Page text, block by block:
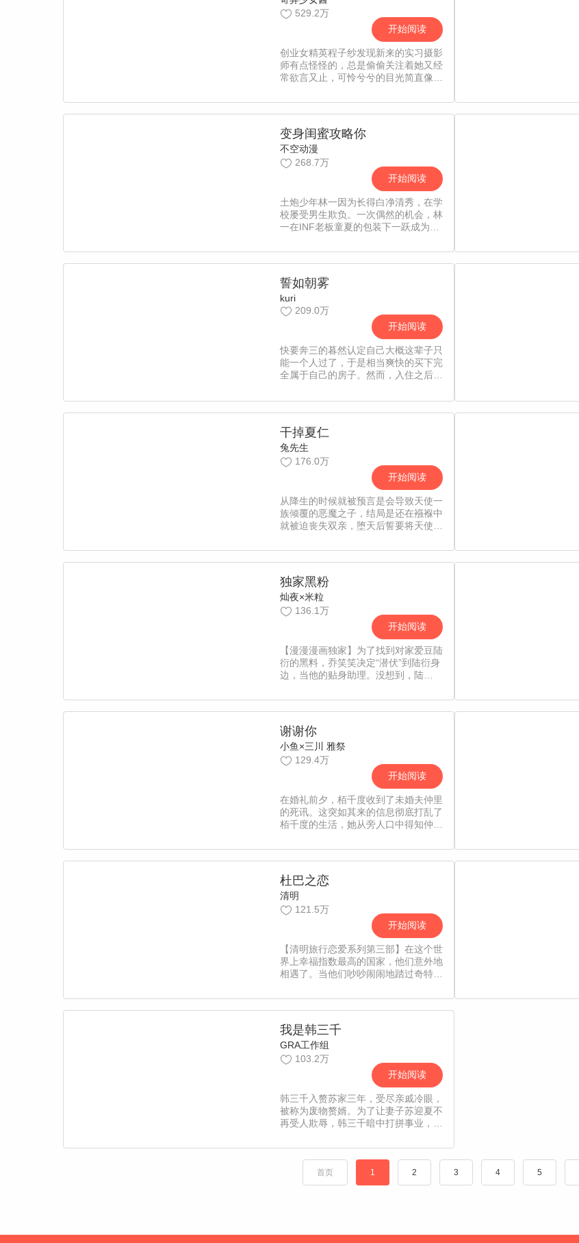
529.2万
开始阅读
创业女精英程子纱发现新来的实习摄影
师有点怪怪的，总是偷偷关注着她又经
常欲言又止，可怜兮兮的目光简直像是
的“小奶狗”到底想干什么？【责编：吖
西】
变身闺蜜攻略你
不空动漫
268.7万
开始阅读
土炮少年林一因为长得白净清秀，在学
校屡受男生欺负。一次偶然的机会，林
一在INF老板童夏的包装下一跃成为平
他咬牙答应了以女装身份加入平面模特
界，成为罗夕的“女助理”。虽然穿女装
出名的感觉很不错，与女神绑定百合
cp也很不错，可是……要不要告诉女
神自己其实是个男的呢？在线等非常
急！
誓如朝雾
kuri
209.0万
开始阅读
快要奔三的暮然认定自己大概这辈子只
能一个人过了，于是相当爽快的买下完
全属于自己的房子。然而，入住之后她
正在为此烦恼的暮然被同事叶心建议找
个人合租，并且推介了自己的弟弟夏
诚。这可怎么行？！可是面对银行卡的
余额……暮然还是认真地考虑起这个建
议——试着与一个陌生男生合租？【漫
漫独家作品。责编：吖西】
干掉夏仁
兔先生
176.0万
开始阅读
从降生的时候就被预言是会导致天使一
族倾覆的恶魔之子，结局是还在襁褓中
就被迫丧失双亲，堕天后誓要将天使赶
伦夺去天使之心，无奈成为孩童模样，
辗转到了人类世界却见到了米达伦的转
世，既然已经见到了，我仍旧要将你杀
死！不过在此之前，吃一顿饱饭好像更
重要一些……【漫漫独家，每周五更
新，责编：球球】
独家黑粉
灿夜×米粒
136.1万
开始阅读
【漫漫漫画独家】为了找到对家爱豆陆
衍的黑料，乔笑笑决定“潜伏”到陆衍身
边，当他的贴身助理。没想到，陆
羽的完美人设却摇摇欲坠！这时，陆衍
还在墙头的另外一边，温柔地朝她招了
招手……难道乔笑笑真的要对不起她的
男神，坚决“爬墙”而去？【责编：吖西/
阿丁】
谢谢你
小鱼×三川 雅祭
129.4万
开始阅读
在婚礼前夕，栢千度收到了未婚夫仲里
的死讯。这突如其来的信息彻底打乱了
栢千度的生活，她从旁人口中得知仲里
症！难道仲里在旅途中意外去世根本不
是意外，而是一场策划已久的自杀？！
为了找出爱人的真正“死因”，栢千度决
定跟随仲里的计划，重新将这段路途走
一遍。没想到她却发现的“真相”竟然
是……【责编：吖西】
杜巴之恋
清明
121.5万
开始阅读
【清明旅行恋爱系列第三部】在这个世
界上幸福指数最高的国家，他们意外地
相遇了。当他们吵吵闹闹地踏过奇特旺
过博卡拉无尽黑暗的甬道，当他们彼此
相依地看过巴德岗杜巴广场的日升，在
这个贫乏的国度里，不知不觉中，找寻
到了只属于彼此的幸福。尼泊尔奇幻旅
程，人生赢家小别扭李天才与忠犬男神
小太阳谢乾的婚前 历 险 记 爱情故
事！【独家，每周一更新，责编：小
我是韩三千
GRA工作组
103.2万
开始阅读
韩三千入赘苏家三年，受尽亲戚冷眼，
被称为废物赘婿。为了让妻子苏迎夏不
再受人欺辱，韩三千暗中打拼事业，成
首页 1 2 3 4 5